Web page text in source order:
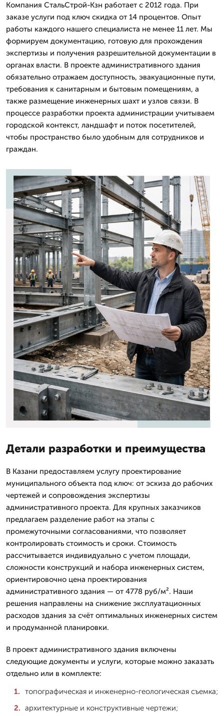
Компания СтальСтрой-Кзн работает с 2012 года. При
заказе услуги под ключ скидка от 14 процентов. Опыт
работы каждого нашего специалиста не менее 11 лет. Мы
формируем документацию, готовую для прохождения
экспертизы и получения разрешительной документации в
органах власти. В проекте административного здания
обязательно отражаем доступность, эвакуационные пути,
требования к санитарным и бытовым помещениям, а
также размещение инженерных шахт и узлов связи. В
процессе разработки проекта администрации учитываем
городской контекст, ландшафт и поток посетителей,
чтобы пространство было удобным для сотрудников и
граждан.
Детали разработки и преимущества
В Казани предоставляем услугу проектирование
муниципального объекта под ключ: от эскиза до рабочих
чертежей и сопровождения экспертизы
административного проекта. Для крупных заказчиков
предлагаем разделение работ на этапы с
промежуточными согласованиями, что позволяет
контролировать стоимость и сроки. Стоимость
рассчитывается индивидуально с учетом площади,
сложности конструкций и набора инженерных систем,
ориентировочно цена проектирования
административного здания — от 4778 руб/м². Наши
решения направлены на снижение эксплуатационных
расходов здания за счёт оптимальных инженерных систем
и продуманной планировки.
В проект административного здания включены
следующие документы и услуги, которые можно заказать
отдельно или в комплекте:
топографическая и инженерно-геологическая съемка;
архитектурные и конструктивные чертежи;